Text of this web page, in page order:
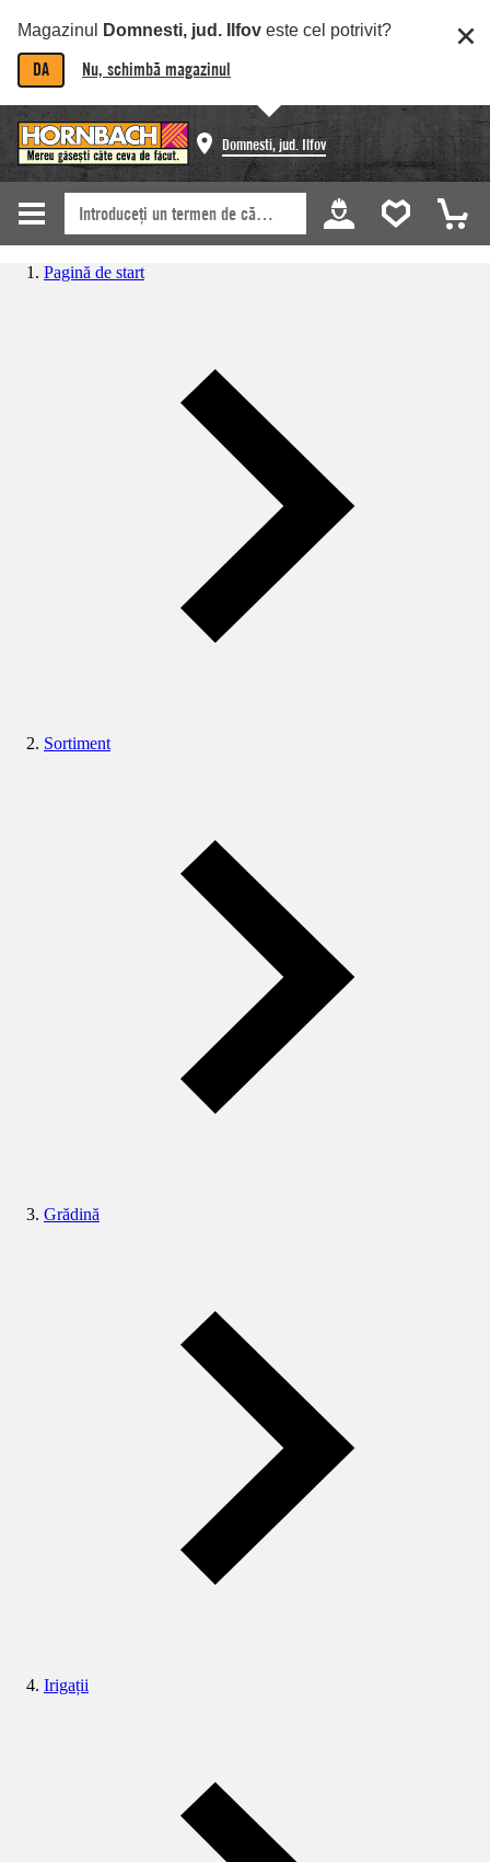
Magazinul Domnesti, jud. Ilfov este cel potrivit?
DA Nu, schimbă magazinul
Domnesti, jud. Ilfov
Pagină de start
Sortiment
Grădină
Irigații